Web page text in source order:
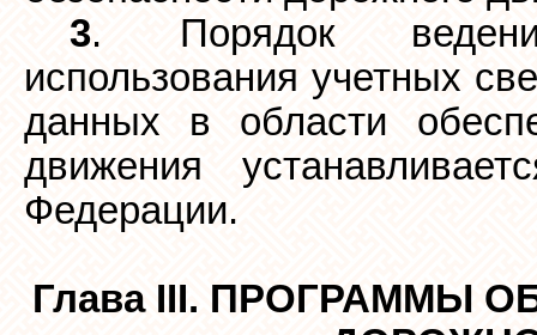
3. Порядок
использования учетных
данных в области
движения
Федерации.
Глава III. ПРОГРАММЫ